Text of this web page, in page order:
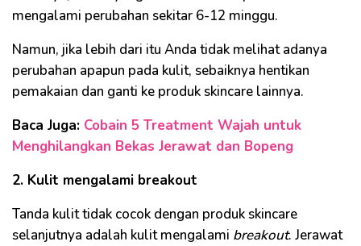
mengalami perubahan sekitar 6-12 minggu.
Namun, jika lebih dari itu Anda tidak melihat adanya
perubahan apapun pada kulit, sebaiknya hentikan
pemakaian dan ganti ke produk skincare lainnya.
Baca Juga: Cobain 5 Treatment Wajah untuk
Menghilangkan Bekas Jerawat dan Bopeng
2. Kulit mengalami breakout
Tanda kulit tidak cocok dengan produk skincare
selanjutnya adalah kulit mengalami breakout. Jerawat